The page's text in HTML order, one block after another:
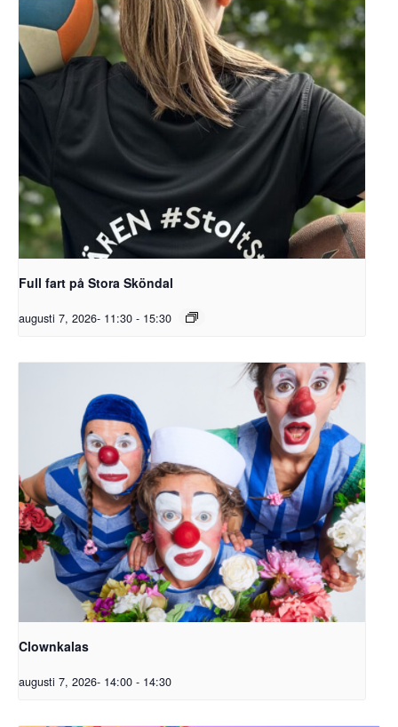
Full fart på Stora Sköndal
augusti 7, 2026- 11:30 - 15:30
Clownkalas
augusti 7, 2026- 14:00 - 14:30